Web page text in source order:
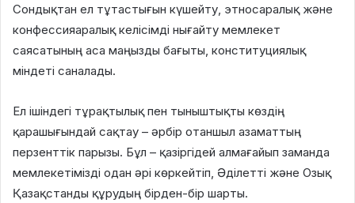
Сондықтан ел тұтастығын күшейту, этносаралық және
конфессияаралық келісімді нығайту мемлекет
саясатының аса маңызды бағыты, конституциялық
міндеті саналады.
Ел ішіндегі тұрақтылық пен тыныштықты көздің
қарашығындай сақтау – әрбір отаншыл азаматтың
перзенттік парызы. Бұл – қазіргідей алмағайып заманда
мемлекетімізді одан әрі көркейтіп, Әділетті және Озық
Қазақстанды құрудың бірден-бір шарты.